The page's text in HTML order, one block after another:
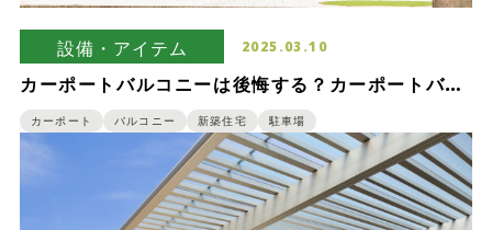
設備・アイテム 2025.03.10
カーポートバルコニーは後悔する？カーポートバル
コニーの避けられないデメリットを紹介
カーポート バルコニー 新築住宅 駐車場